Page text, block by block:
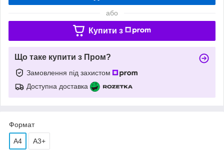
або
Купити з
Що таке купити з Пром?
Замовлення під захистом
Доступна доставка
Формат
A4 А3+